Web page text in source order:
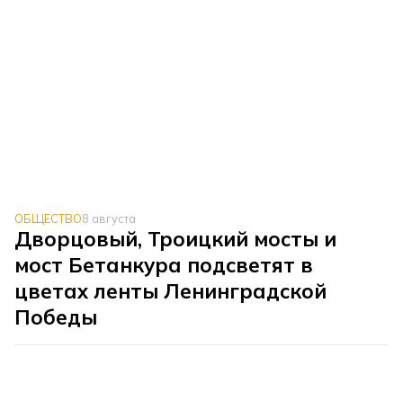
ОБЩЕСТВО8 августа
Дворцовый, Троицкий мосты и
мост Бетанкура подсветят в
цветах ленты Ленинградской
Победы